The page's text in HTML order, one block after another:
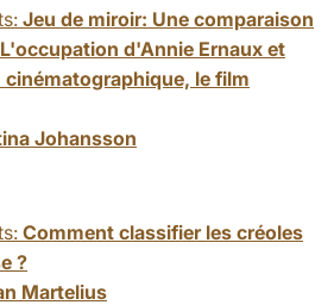
Jeu de miroir: Une comparaison
d'Annie Ernaux et
le film
Johansson
Comment classifier les créoles
?
Martelius